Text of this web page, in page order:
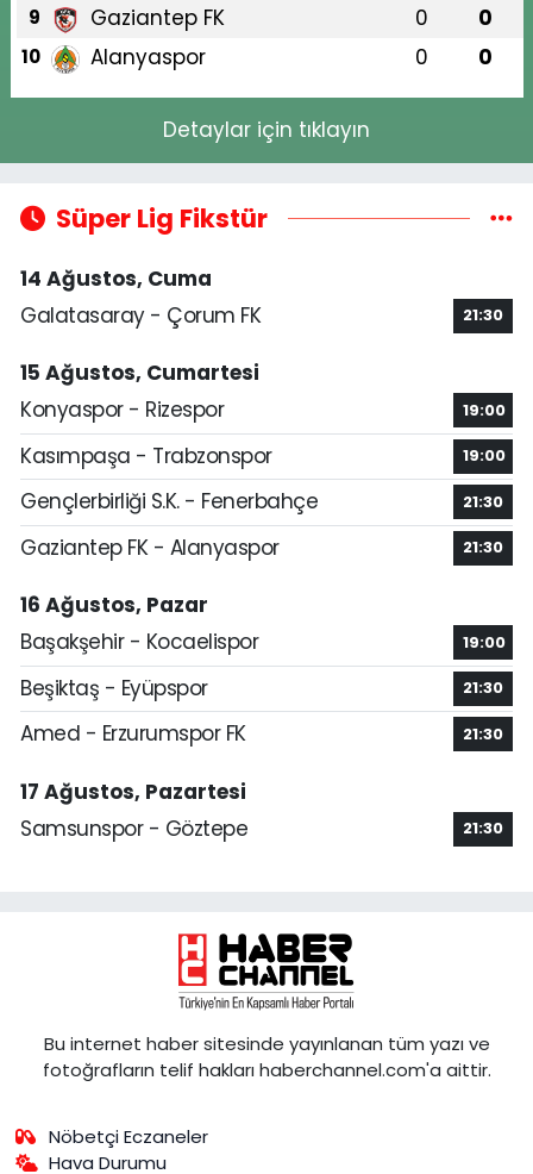
9 Gaziantep FK 0 0
10 Alanyaspor 0 0
Detaylar için tıklayın
Süper Lig Fikstür
14 Ağustos, Cuma
Galatasaray - Çorum FK
21:30
15 Ağustos, Cumartesi
Konyaspor - Rizespor
19:00
Kasımpaşa - Trabzonspor 19:00
Gençlerbirliği S.K. - Fenerbahçe 21:30
Gaziantep FK - Alanyaspor 21:30
16 Ağustos, Pazar
Başakşehir - Kocaelispor
19:00
Beşiktaş - Eyüpspor 21:30
Amed - Erzurumspor FK 21:30
17 Ağustos, Pazartesi
Samsunspor - Göztepe
21:30
Bu internet haber sitesinde yayınlanan tüm yazı ve
fotoğrafların telif hakları haberchannel.com'a aittir.
Nöbetçi Eczaneler
Hava Durumu